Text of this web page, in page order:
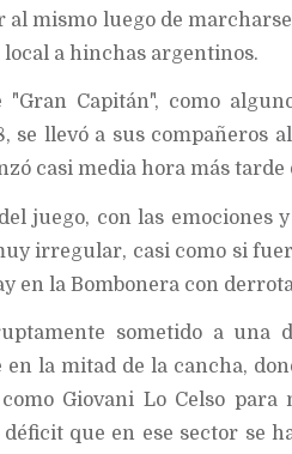
al mismo luego de
a hinchas argentinos.
"Gran Capitán", como
se llevó a sus compañeros
casi media hora más tarde
juego, con las emociones
irregular, casi como si
en la Bombonera con
sometido a una
la mitad de la cancha,
Giovani Lo Celso
que en ese sector se